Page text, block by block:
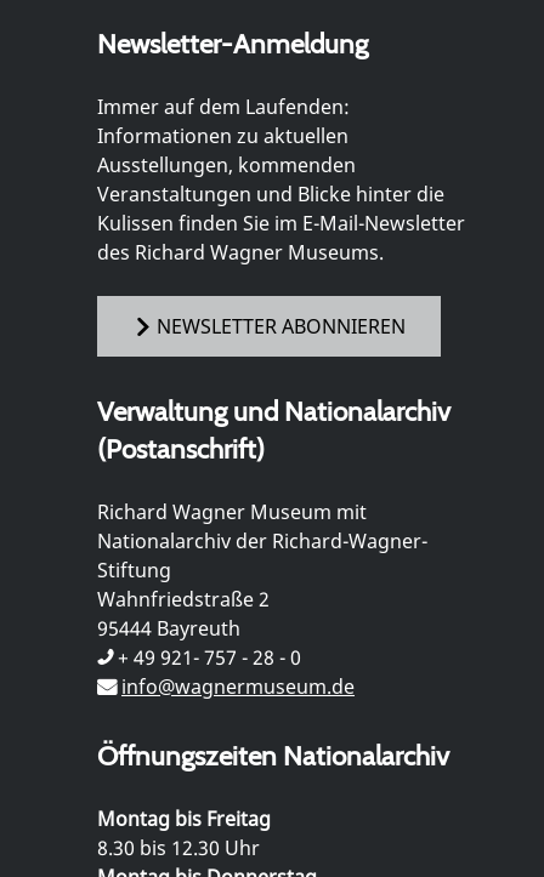
Newsletter-Anmeldung
Immer auf dem Laufenden:
Informationen zu aktuellen
Ausstellungen, kommenden
Veranstaltungen und Blicke hinter die
Kulissen finden Sie im E-Mail-Newsletter
des Richard Wagner Museums.
NEWSLETTER ABONNIEREN
Verwaltung und Nationalarchiv
(Postanschrift)
Richard Wagner Museum mit
Nationalarchiv der Richard-Wagner-
Stiftung
Wahnfriedstraße 2
95444 Bayreuth
+ 49 921- 757 - 28 - 0
info@wagnermuseum.de
Öffnungszeiten Nationalarchiv
Montag bis Freitag
8.30 bis 12.30 Uhr